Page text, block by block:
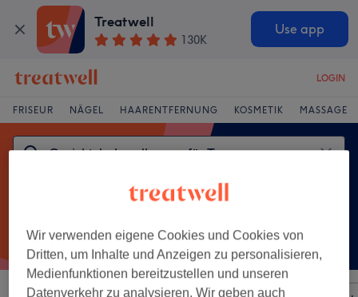
Treatwell
130K
Use app
LOGIN
FRISEUR NÄGEL HAARENTFERNUNG KOSMETIK MASSAGE
Wir verwenden eigene Cookies und Cookies von
Dritten, um Inhalte und Anzeigen zu personalisieren,
Medienfunktionen bereitzustellen und unseren
Datenverkehr zu analysieren. Wir geben auch